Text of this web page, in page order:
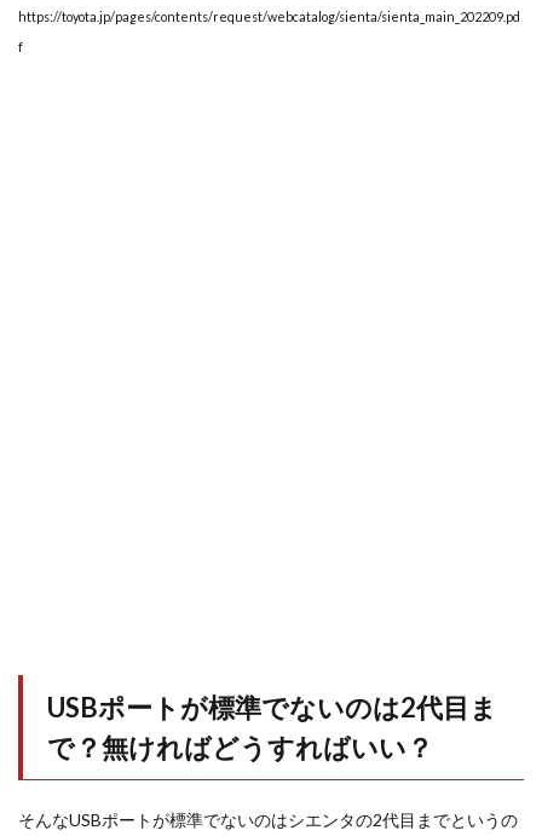
https://toyota.jp/pages/contents/request/webcatalog/sienta/sienta_main_202209.pd
f
USBポートが標準でないのは2代目ま
で？無ければどうすればいい？
そんなUSBポートが標準でないのはシエンタの2代目までというの